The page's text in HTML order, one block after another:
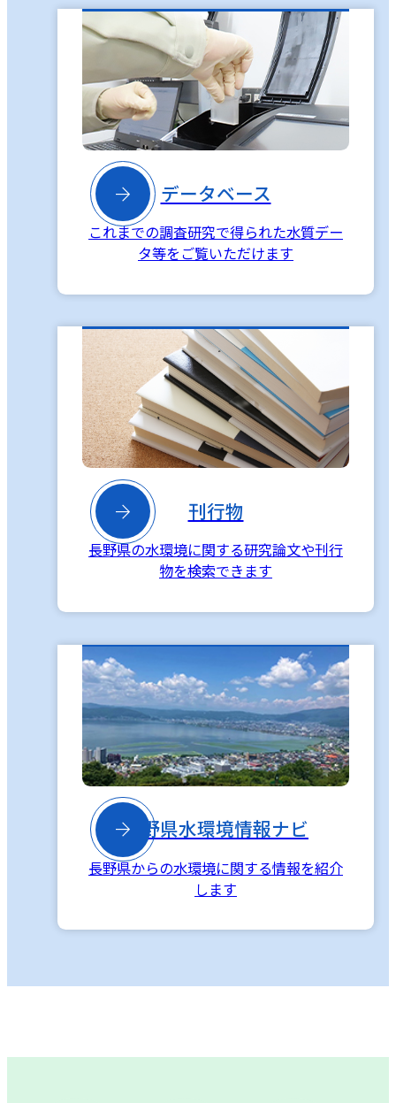
 データベース
これまでの調査研究で得られた水質デー
タ等をご覧いただけます
 刊行物
長野県の水環境に関する研究論文や刊行
物を検索できます
長野県水環境情報ナビ
長野県からの水環境に関する情報を紹介
します